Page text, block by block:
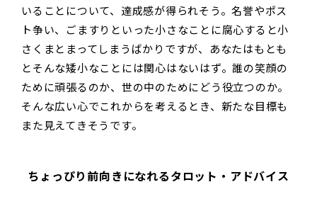
いることについて、達成感が得られそう。名誉やポス
ト争い、ごますりといった小さなことに腐心すると小
さくまとまってしまうばかりですが、あなたはもとも
とそんな矮小なことには関心はないはず。誰の笑顔の
ために頑張るのか、世の中のためにどう役立つのか。
そんな広い心でこれからを考えるとき、新たな目標も
また見えてきそうです。
ちょっぴり前向きになれるタロット・アドバイス